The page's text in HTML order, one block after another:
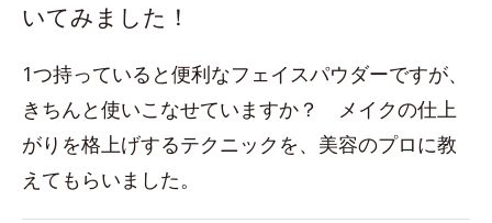
いてみました！
1つ持っていると便利なフェイスパウダーですが、
きちんと使いこなせていますか？ メイクの仕上
がりを格上げするテクニックを、美容のプロに教
えてもらいました。